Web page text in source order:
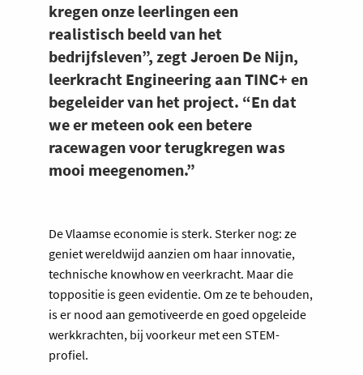
kregen onze leerlingen een
realistisch beeld van het
bedrijfsleven”, zegt Jeroen De Nijn,
leerkracht Engineering aan TINC+ en
begeleider van het project. “En dat
we er meteen ook een betere
racewagen voor terugkregen was
mooi meegenomen.”
De Vlaamse economie is sterk. Sterker nog: ze
geniet wereldwijd aanzien om haar innovatie,
technische knowhow en veerkracht. Maar die
toppositie is geen evidentie. Om ze te behouden,
is er nood aan gemotiveerde en goed opgeleide
werkkrachten, bij voorkeur met een STEM-
profiel.